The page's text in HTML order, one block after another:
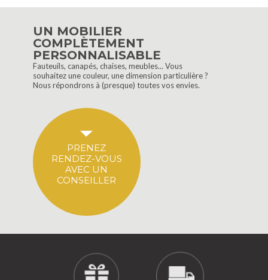
UN MOBILIER
COMPLÈTEMENT
PERSONNALISABLE
Fauteuils, canapés, chaises, meubles... Vous
souhaitez une couleur, une dimension particulière ?
Nous répondrons à (presque) toutes vos envies.
PRENEZ
RENDEZ-VOUS
AVEC UN
CONSEILLER